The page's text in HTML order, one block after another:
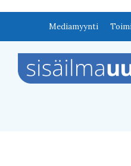
Mediamyynti